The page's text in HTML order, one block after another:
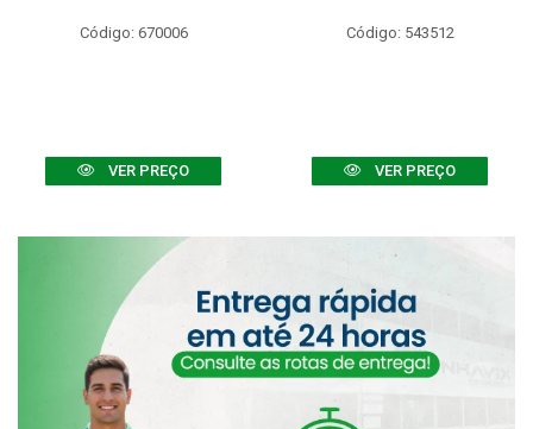
Código: 670006
VER PREÇO
Código: 543512
VER PREÇO